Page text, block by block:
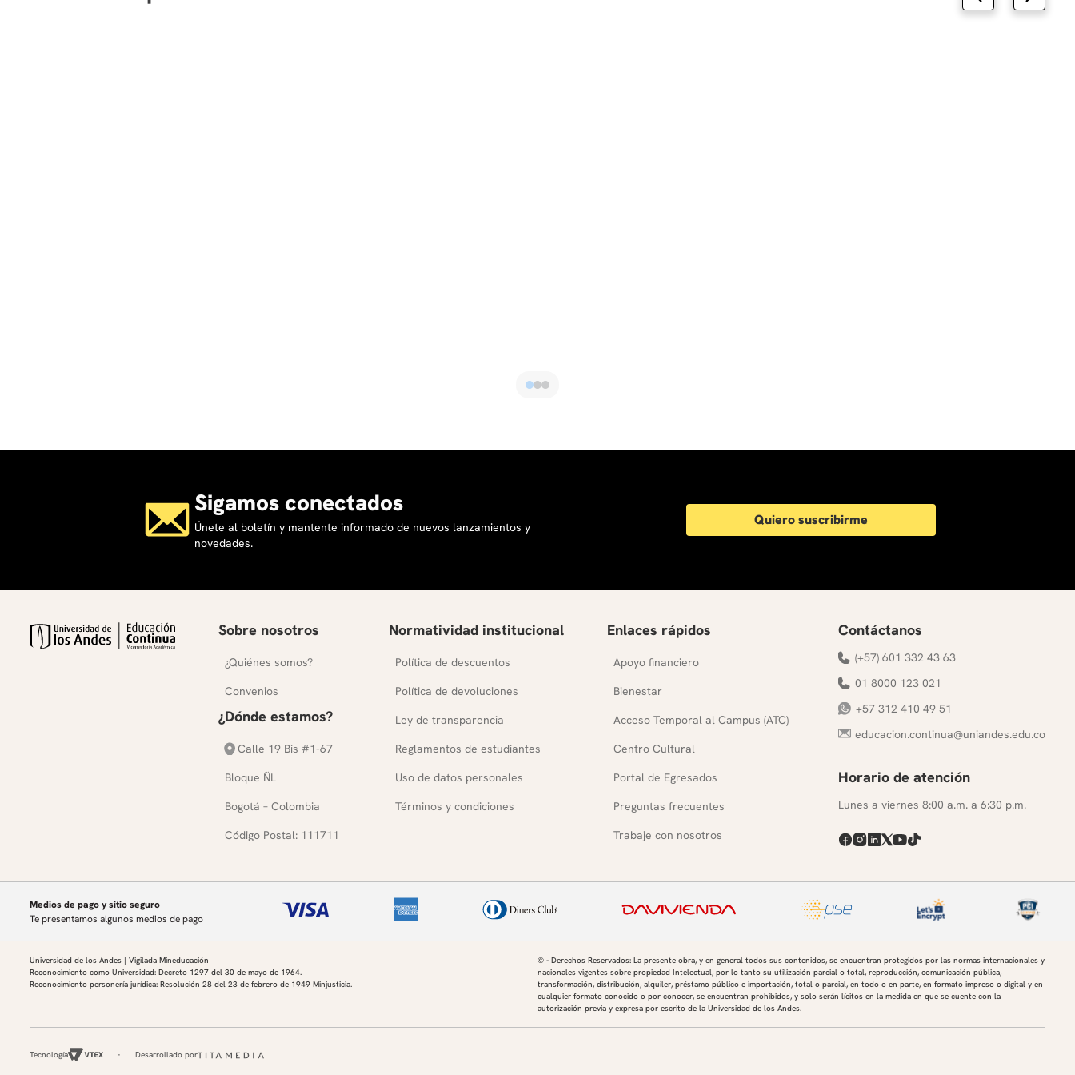
Sigamos conectados
Únete al boletín y mantente informado de nuevos lanzamientos y
novedades.
Quiero suscribirme
Sobre nosotros
¿Quiénes somos?
Convenios
¿Dónde estamos?
Calle 19 Bis #1-67
Bloque ÑL
Bogotá – Colombia
Código Postal: 111711
Normatividad institucional
Política de descuentos
Política de devoluciones
Ley de transparencia
Reglamentos de estudiantes
Uso de datos personales
Términos y condiciones
Enlaces rápidos
Apoyo financiero
Bienestar
Acceso Temporal al Campus (ATC)
Centro Cultural
Portal de Egresados
Preguntas frecuentes
Trabaje con nosotros
Contáctanos
(+57) 601 332 43 63
01 8000 123 021
+57 312 410 49 51
educacion.continua@uniandes.edu.co
Horario de atención
Lunes a viernes 8:00 a.m. a 6:30 p.m.
Medios de pago y sitio seguro
Te presentamos algunos medios de pago
Universidad de los Andes | Vigilada Mineducación
Reconocimiento como Universidad: Decreto 1297 del 30 de mayo de 1964.
Reconocimiento personería jurídica: Resolución 28 del 23 de febrero de 1949 Minjusticia.
© - Derechos Reservados: La presente obra, y en general todos sus contenidos, se encuentran protegidos por las normas internacionales y
nacionales vigentes sobre propiedad Intelectual, por lo tanto su utilización parcial o total, reproducción, comunicación pública,
transformación, distribución, alquiler, préstamo público e importación, total o parcial, en todo o en parte, en formato impreso o digital y en
cualquier formato conocido o por conocer, se encuentran prohibidos, y solo serán lícitos en la medida en que se cuente con la
autorización previa y expresa por escrito de la Universidad de los Andes.
Tecnología Desarrollado por